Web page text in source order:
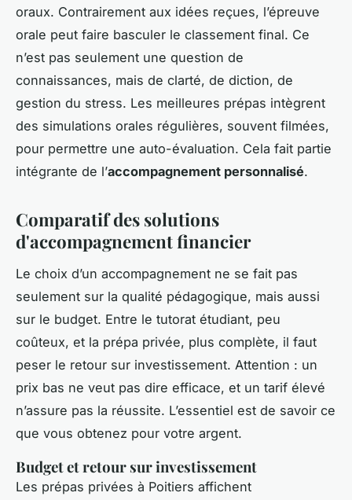
oraux. Contrairement aux idées reçues, l’épreuve
orale peut faire basculer le classement final. Ce
n’est pas seulement une question de
connaissances, mais de clarté, de diction, de
gestion du stress. Les meilleures prépas intègrent
des simulations orales régulières, souvent filmées,
pour permettre une auto-évaluation. Cela fait partie
intégrante de l’accompagnement personnalisé.
Comparatif des solutions
d'accompagnement financier
Le choix d’un accompagnement ne se fait pas
seulement sur la qualité pédagogique, mais aussi
sur le budget. Entre le tutorat étudiant, peu
coûteux, et la prépa privée, plus complète, il faut
peser le retour sur investissement. Attention : un
prix bas ne veut pas dire efficace, et un tarif élevé
n’assure pas la réussite. L’essentiel est de savoir ce
que vous obtenez pour votre argent.
Budget et retour sur investissement
Les prépas privées à Poitiers affichent